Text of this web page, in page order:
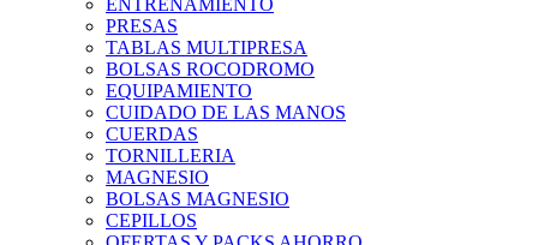
ENTRENAMIENTO
PRESAS
TABLAS MULTIPRESA
BOLSAS ROCODROMO
EQUIPAMIENTO
CUIDADO DE LAS MANOS
CUERDAS
TORNILLERIA
MAGNESIO
BOLSAS MAGNESIO
CEPILLOS